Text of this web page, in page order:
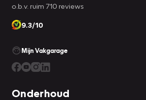
o.b.v. ruim 710 reviews
9.3/10
Mijn Vakgarage
Onderhoud